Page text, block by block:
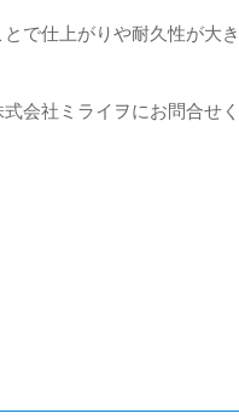
で仕上がりや耐久性が大
会社ミライヲにお問合せ